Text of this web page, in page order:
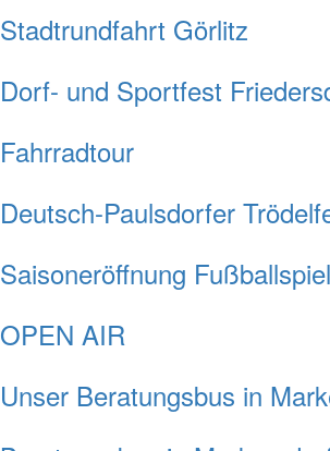
Stadtrundfahrt Görlitz
Dorf- und Sportfest
Fahrradtour
Deutsch-Paulsdorfer
Saisoneröffnung
OPEN AIR
Unser Beratungsbus in